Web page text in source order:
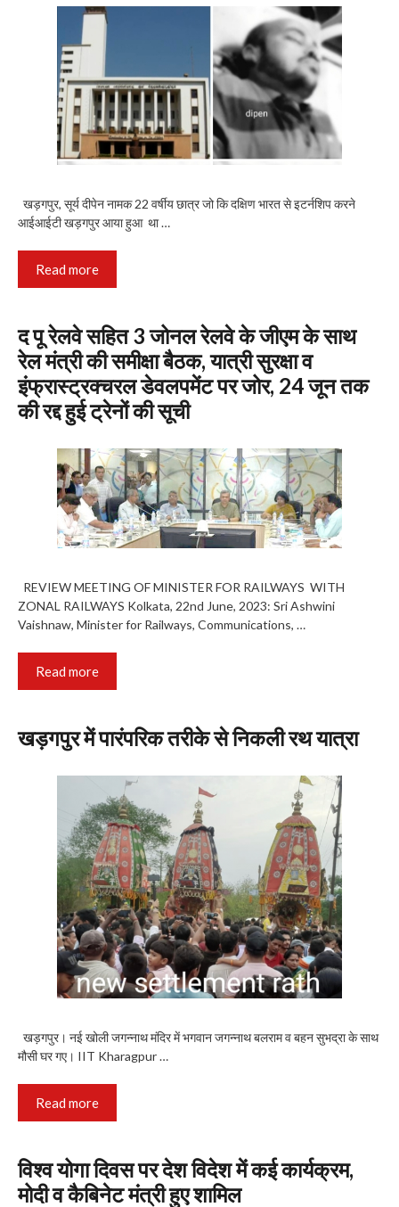
खड़गपुर, सूर्य दीपेन नामक 22 वर्षीय छात्र जो कि दक्षिण भारत से इटर्नशिप करने
आईआईटी खड़गपुर आया हुआ था …
Read more
द पू रेलवे सहित 3 जोनल रेलवे के जीएम के साथ
रेल मंत्री की समीक्षा बैठक, यात्री सुरक्षा व
इंफ्रास्ट्रक्चरल डेवलपमेंट पर जोर, 24 जून तक
की रद्द हुई ट्रेनों की सूची
REVIEW MEETING OF MINISTER FOR RAILWAYS WITH
ZONAL RAILWAYS Kolkata, 22nd June, 2023: Sri Ashwini
Vaishnaw, Minister for Railways, Communications, …
Read more
खड़गपुर में पारंपरिक तरीके से निकली रथ यात्रा
खड़गपुर। नई खोली जगन्नाथ मंदिर में भगवान जगन्नाथ बलराम व बहन सुभद्रा के साथ
मौसी घर गए। IIT Kharagpur …
Read more
विश्व योगा दिवस पर देश विदेश में कई कार्यक्रम,
मोदी व कैबिनेट मंत्री हुए शामिल